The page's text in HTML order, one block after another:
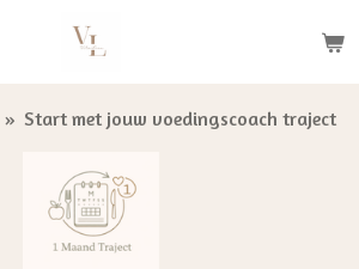
» Start met jouw voedingscoach traject